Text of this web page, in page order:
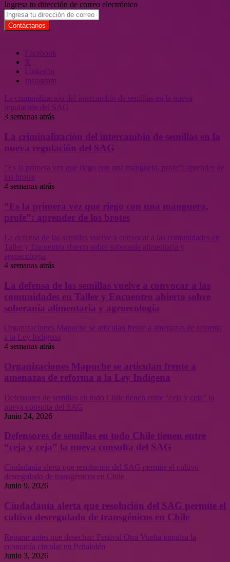
Ingresa tu dirección de correo electrónico
Facebook
X
LinkedIn
Instagram
La criminalización del intercambio de semillas en la nueva
regulación del SAG
3 semanas atrás
La criminalización del intercambio de semillas en la
nueva regulación del SAG
“Es la primera vez que riego con una manguera, profe”: aprender de
los brotes
4 semanas atrás
“Es la primera vez que riego con una manguera,
profe”: aprender de los brotes
La defensa de las semillas vuelve a convocar a las comunidades en
Taller y Encuentro abierto sobre soberanía alimentaria y
agroecología
4 semanas atrás
La defensa de las semillas vuelve a convocar a las
comunidades en Taller y Encuentro abierto sobre
soberanía alimentaria y agroecología
Organizaciones Mapuche se articulan frente a amenazas de reforma
a la Ley Indígena
4 semanas atrás
Organizaciones Mapuche se articulan frente a
amenazas de reforma a la Ley Indígena
Defensores de semillas en todo Chile tienen entre “ceja y ceja” la
nueva consulta del SAG
Junio 24, 2026
Defensores de semillas en todo Chile tienen entre
“ceja y ceja” la nueva consulta del SAG
Ciudadanía alerta que resolución del SAG permite el cultivo
desregulado de transgénicos en Chile
Junio 9, 2026
Ciudadanía alerta que resolución del SAG permite el
cultivo desregulado de transgénicos en Chile
Reparar antes que desechar: Festival Otra Vuelta impulsa la
economía circular en Peñalolén
Junio 3, 2026